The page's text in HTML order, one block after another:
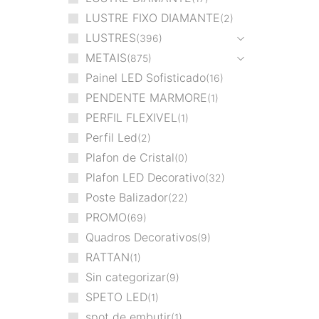
LUSTRE FIXO DIAMANTE 2
LUSTRES 396
METAIS 875
Painel LED Sofisticado 16
PENDENTE MARMORE 1
PERFIL FLEXIVEL 1
Perfil Led 2
Plafon de Cristal 0
Plafon LED Decorativo 32
Poste Balizador 22
PROMO 69
Quadros Decorativos 9
RATTAN 1
Sin categorizar 9
SPETO LED 1